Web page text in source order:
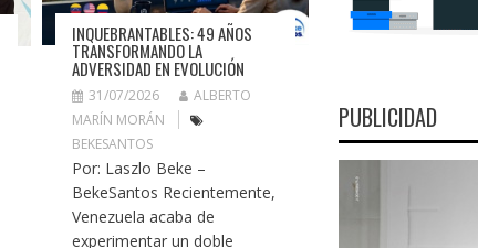
INQUEBRANTABLES: 49 AÑOS
TRANSFORMANDO LA
ADVERSIDAD EN EVOLUCIÓN
31/07/2026
ALBERTO
MARÍN MORÁN
BEKESANTOS
Por: Laszlo Beke –
BekeSantos Recientemente,
Venezuela acaba de
experimentar un doble
PUBLICIDAD